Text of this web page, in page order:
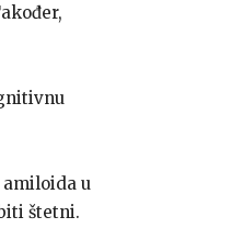
u
štetni.